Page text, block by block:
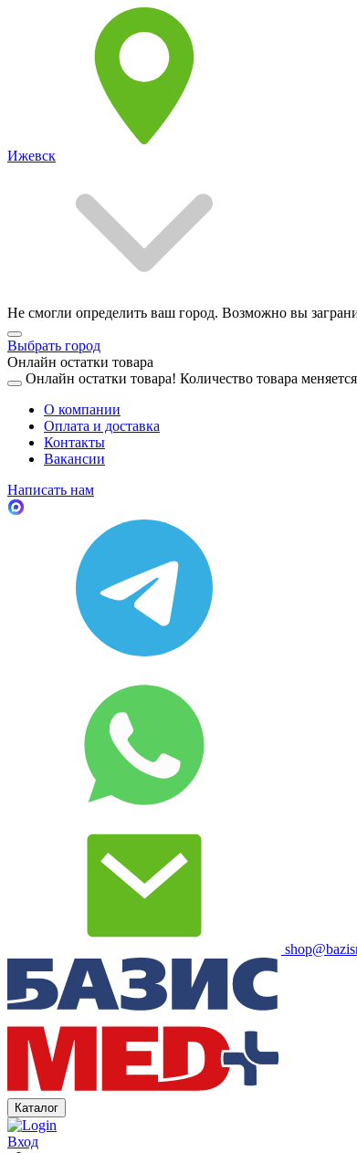
Ижевск
Не смогли определить ваш город. Возможно вы
Выбрать город
Онлайн остатки товара
Онлайн остатки товара! Количество товара
О компании
Оплата и доставка
Контакты
Вакансии
Написать нам
Каталог
Вход